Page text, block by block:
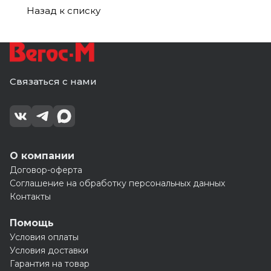
Назад к списку
Связаться с нами
О компании
Договор-оферта
Соглашение на обработку персональных данных
Контакты
Помощь
Условия оплаты
Условия доставки
Гарантия на товар